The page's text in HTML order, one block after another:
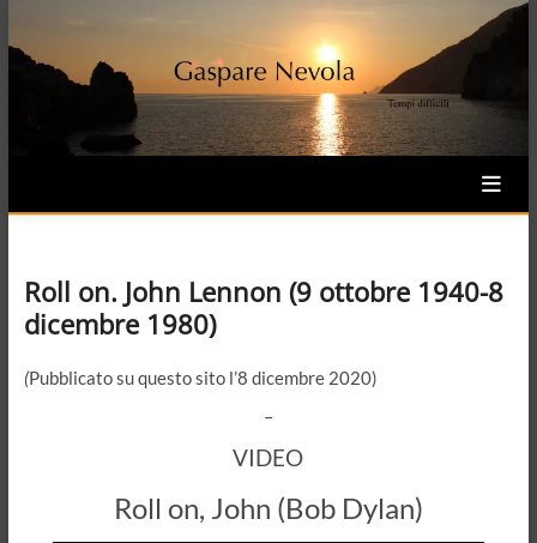
content
Roll on. John Lennon (9 ottobre 1940-8
dicembre 1980)
(Pubblicato su questo sito l’8 dicembre 2020)
–
VIDEO
Roll on, John (Bob Dylan)